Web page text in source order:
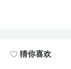
猜你喜欢